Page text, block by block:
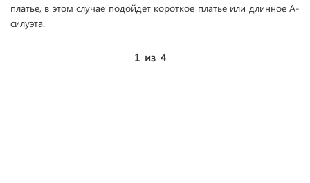
платье, в этом случае подойдет короткое платье или длинное А-
силуэта.
1 из 4